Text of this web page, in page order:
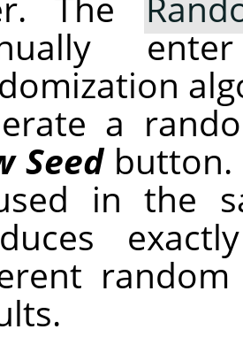
a
Seedbutton.
in the